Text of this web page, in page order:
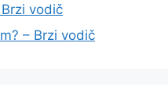
vodič
– Brzi vodič